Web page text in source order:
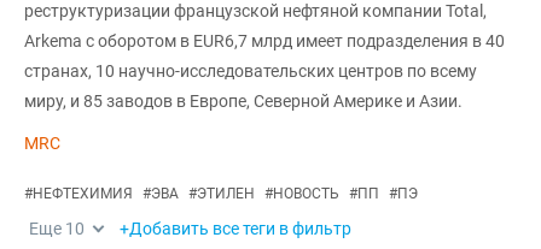
реструктуризации французской нефтяной компании Total,
Arkema с оборотом в EUR6,7 млрд имеет подразделения в 40
странах, 10 научно-исследовательских центров по всему
миру, и 85 заводов в Европе, Северной Америке и Азии.
MRC
#НЕФТЕХИМИЯ #ЭВА #ЭТИЛЕН #НОВОСТЬ #ПП #ПЭ
Еще 10 +Добавить все теги в фильтр